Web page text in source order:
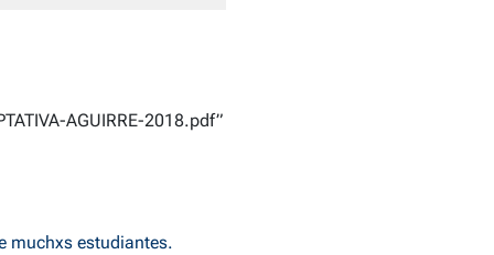
AGUIRRE-2018.pdf”
muchxs estudiantes.